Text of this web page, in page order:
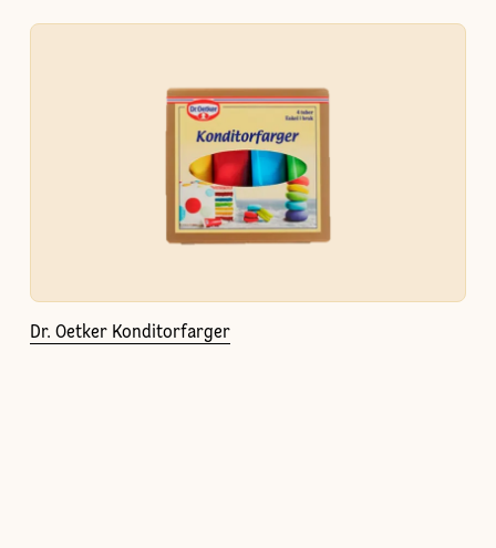
Dr. Oetker Konditorfarger